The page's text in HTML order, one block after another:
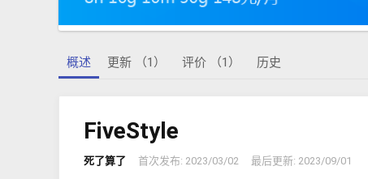
概述 更新 （1） 评价 （1） 历史
FiveStyle
死了算了 首次发布: 2023/03/02 最后更新: 2023/09/01